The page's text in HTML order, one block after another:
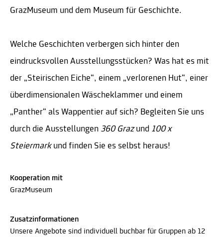
GrazMuseum und dem Museum für Geschichte.
Welche Geschichten verbergen sich hinter den
eindrucksvollen Ausstellungsstücken? Was hat es mit
der „Steirischen Eiche“, einem „verlorenen Hut“, einer
überdimensionalen Wäscheklammer und einem
„Panther“ als Wappentier auf sich? Begleiten Sie uns
durch die Ausstellungen 360 Grazund 100 x
Steiermarkund finden Sie es selbst heraus!
Kooperation mit
GrazMuseum
Zusatzinformationen
Unsere Angebote sind individuell buchbar für Gruppen ab 12